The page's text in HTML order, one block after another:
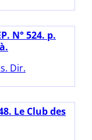
N° 524. p.
Dir.
Le Club des